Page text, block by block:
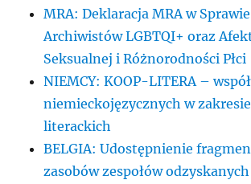
MRA: Deklaracja MRA w
Archiwistów LGBTQI+ oraz
Seksualnej i Różnorodności Płci
NIEMCY: KOOP-LITERA –
niemieckojęzycznych w
literackich
BELGIA: Udostępnienie
zasobów zespołów